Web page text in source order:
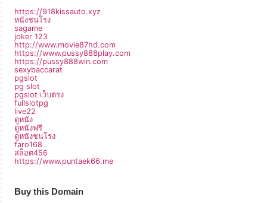
https://918kissauto.xyz
หนังชนโรง
sagame
joker 123
http://www.movie87hd.com
https://www.pussy888play.com
https://pussy888win.com
sexybaccarat
pgslot
pg slot
pgslot เว็บตรง
fullslotpg
live22
ดูหนัง
ดูหนังฟรี
ดูหนังชนโรง
faro168
สล็อต456
https://www.puntaek66.me
Buy this Domain